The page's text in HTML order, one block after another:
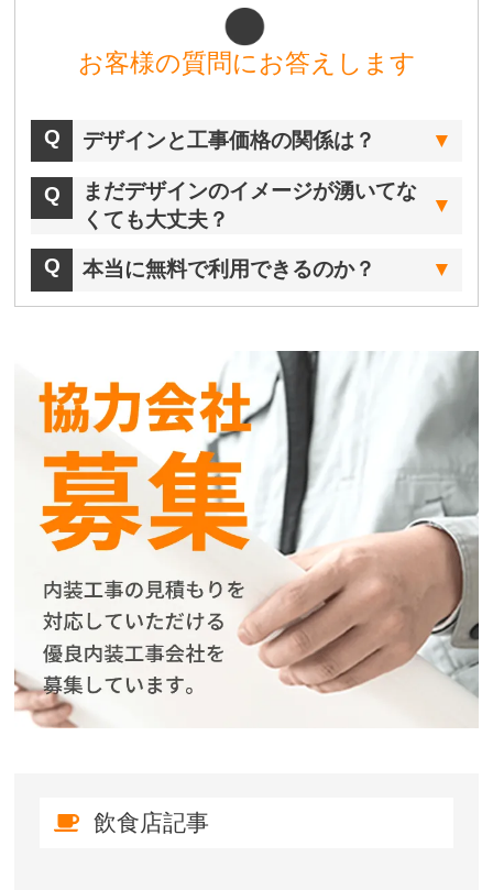
お客様の質問にお答えします
デザインと工事価格の関係は？
まだデザインのイメージが湧いてな
くても大丈夫？
本当に無料で利用できるのか？
飲食店記事